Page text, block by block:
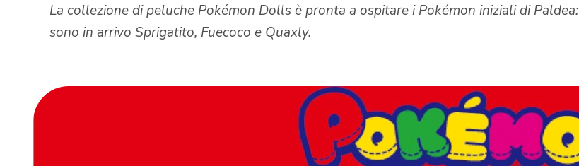
La collezione di peluche Pokémon Dolls è pronta a ospitare i Pokémon iniziali di Paldea:
sono in arrivo Sprigatito, Fuecoco e Quaxly.